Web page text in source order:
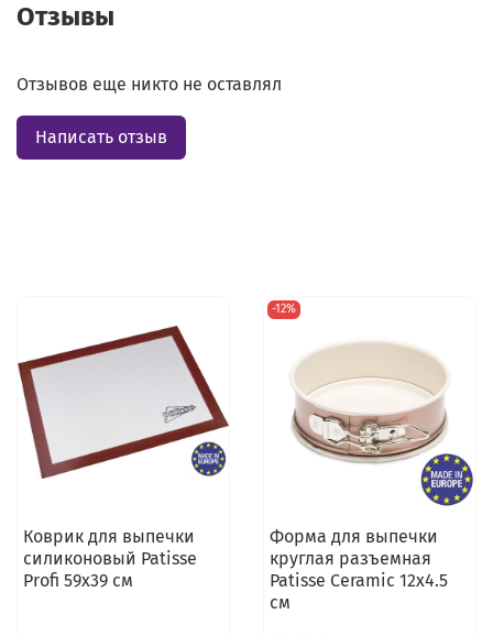
Отзывы
Отзывов еще никто не оставлял
Написать отзыв
Коврик для выпечки
силиконовый Patisse
Profi 59х39 см
-12%
Форма для выпечки
круглая разъемная
Patisse Ceramic 12х4.5
см